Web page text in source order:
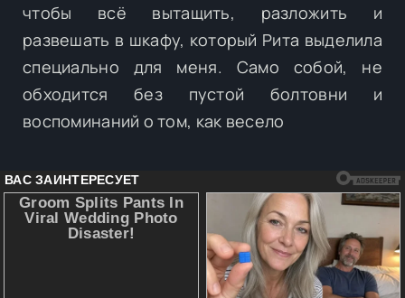
чтобы всё вытащить, разложить и
развешать в шкафу, который Рита выделила
специально для меня. Само собой, не
обходится без пустой болтовни и
воспоминаний о том, как весело